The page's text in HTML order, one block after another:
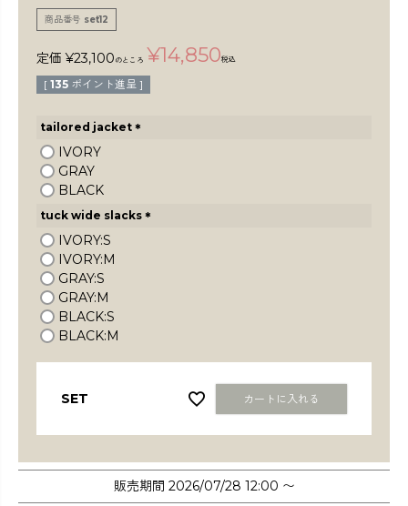
商品番号 set12
定価 ¥23,100 のところ ¥14,850税込
[ 135 ポイント進呈 ]
tailored jacket
IVORY
GRAY
BLACK
tuck wide slacks
IVORY:S
IVORY:M
GRAY:S
GRAY:M
BLACK:S
BLACK:M
SET カートに入れる
販売期間 2026/07/28 12:00 〜